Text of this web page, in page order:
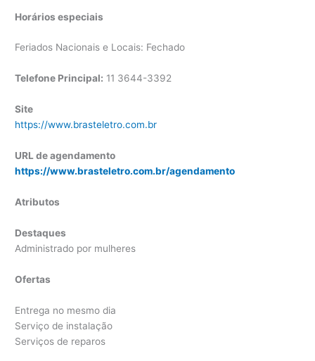
Horários especiais
Feriados Nacionais e Locais: Fechado
Telefone Principal: 11 3644-3392
Site
https://www.brasteletro.com.br
URL de agendamento
https://www.brasteletro.com.br/agendamento
Atributos
Destaques
Administrado por mulheres
Ofertas
Entrega no mesmo dia
Serviço de instalação
Serviços de reparos